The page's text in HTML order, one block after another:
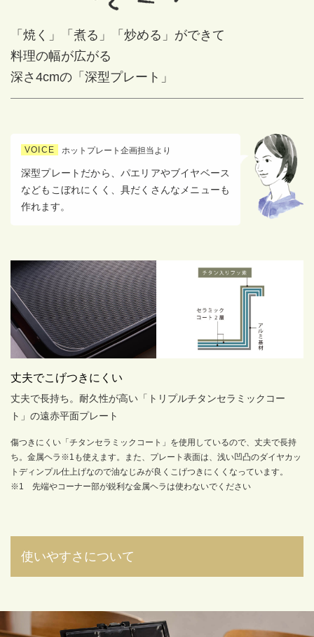
「焼く」「煮る」「炒める」ができて
料理の幅が広がる
深さ4cmの「深型プレート」
VOICE ホットプレート企画担当より
深型プレートだから、パエリアやブイヤベース
などもこぼれにくく、具だくさんなメニューも
作れます。
丈夫でこげつきにくい
丈夫で長持ち。耐久性が高い「トリプルチタンセラミックコー
ト」の遠赤平面プレート
傷つきにくい「チタンセラミックコート」を使用しているので、丈夫で長持
ち。金属ヘラ ※1 も使えます。また、プレート表面は、浅い凹凸のダイヤカッ
トディンプル仕上げなので油なじみが良くこげつきにくくなっています。
※1 先端やコーナー部が鋭利な金属ヘラは使わないでください
使いやすさについて